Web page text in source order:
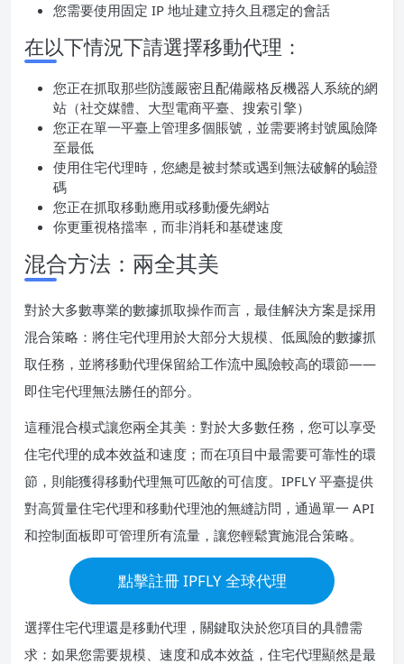
您需要使用固定 IP 地址建立持久且穩定的會話
在以下情況下請選擇移動代理：
您正在抓取那些防護嚴密且配備嚴格反機器人系統的網
站（社交媒體、大型電商平臺、搜索引擎）
您正在單一平臺上管理多個賬號，並需要將封號風險降
至最低
使用住宅代理時，您總是被封禁或遇到無法破解的驗證
碼
您正在抓取移動應用或移動優先網站
你更重視格擋率，而非消耗和基礎速度
混合方法：兩全其美
對於大多數專業的數據抓取操作而言，最佳解決方案是採用
混合策略：將住宅代理用於大部分大規模、低風險的數據抓
取任務，並將移動代理保留給工作流中風險較高的環節——
即住宅代理無法勝任的部分。
這種混合模式讓您兩全其美：對於大多數任務，您可以享受
住宅代理的成本效益和速度；而在項目中最需要可靠性的環
節，則能獲得移動代理無可匹敵的可信度。IPFLY 平臺提供
對高質量住宅代理和移動代理池的無縫訪問，通過單一 API
和控制面板即可管理所有流量，讓您輕鬆實施混合策略。
點擊註冊 IPFLY 全球代理
選擇住宅代理還是移動代理，關鍵取決於您項目的具體需
求：如果您需要規模、速度和成本效益，住宅代理顯然是最